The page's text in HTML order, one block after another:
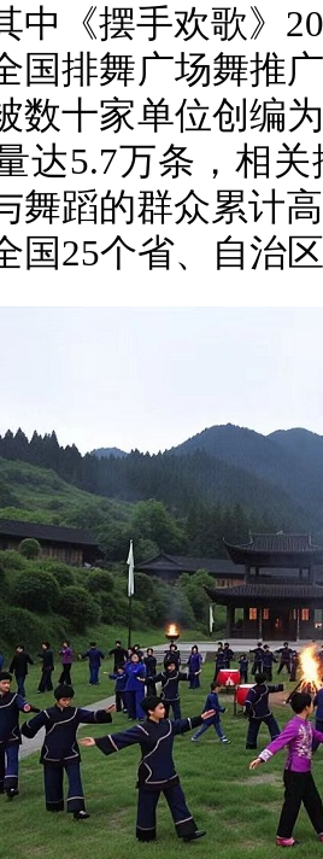
中《摆手欢歌》
国排舞广场舞推
数十家单位创编
达5.7万条，相
舞蹈的群众累计
国25个省、自治